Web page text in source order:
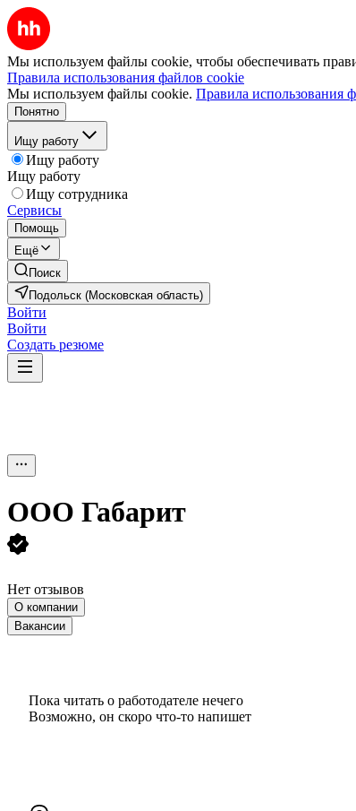
Мы используем файлы cookie, чтобы обеспечивать
Правила использования файлов cookie
Мы используем файлы cookie. Правила использования
Понятно
Ищу работу
Ищу работу
Ищу работу
Ищу сотрудника
Сервисы
Помощь
Ещё
Поиск
Подольск (Московская область)
Войти
Войти
Создать резюме
ООО Габарит
Нет отзывов
О компании
Вакансии
Пока читать о работодателе нечего
Возможно, он скоро что‑то напишет